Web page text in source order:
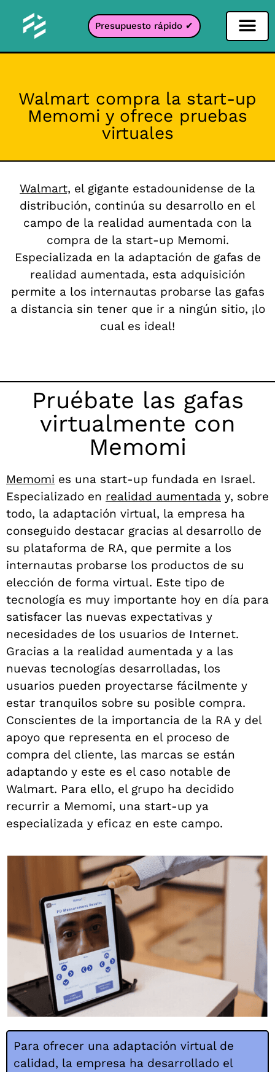
Presupuesto rápido ✔
Walmart compra la start-up
Memomi y ofrece pruebas
virtuales
Walmart, el gigante estadounidense de la
distribución, continúa su desarrollo en el
campo de la realidad aumentada con la
compra de la start-up Memomi.
Especializada en la adaptación de gafas de
realidad aumentada, esta adquisición
permite a los internautas probarse las gafas
a distancia sin tener que ir a ningún sitio, ¡lo
cual es ideal!
Pruébate las gafas
virtualmente con
Memomi
Memomi es una start-up fundada en Israel.
Especializado en realidad aumentada y, sobre
todo, la adaptación virtual, la empresa ha
conseguido destacar gracias al desarrollo de
su plataforma de RA, que permite a los
internautas probarse los productos de su
elección de forma virtual. Este tipo de
tecnología es muy importante hoy en día para
satisfacer las nuevas expectativas y
necesidades de los usuarios de Internet.
Gracias a la realidad aumentada y a las
nuevas tecnologías desarrolladas, los
usuarios pueden proyectarse fácilmente y
estar tranquilos sobre su posible compra.
Conscientes de la importancia de la RA y del
apoyo que representa en el proceso de
compra del cliente, las marcas se están
adaptando y este es el caso notable de
Walmart. Para ello, el grupo ha decidido
recurrir a Memomi, una start-up ya
especializada y eficaz en este campo.
Para ofrecer una adaptación virtual de
calidad, la empresa ha desarrollado el